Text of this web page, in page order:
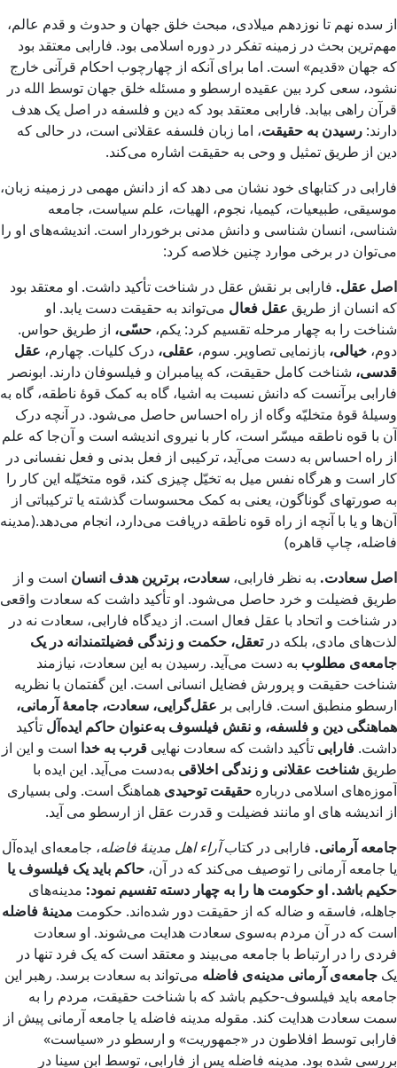
از سده نهم تا نوزدهم میلادی، مبحث خلق جهان و حدوث و قدم عالم،
مهم‌ترین بحث در زمینه تفکر در دوره اسلامی بود. فارابی معتقد بود
که جهان «قدیم» است. اما برای آنکه از چهارچوب احکام قرآنی خارج
نشود، سعی کرد بین عقیده ارسطو و مسئله خلق جهان توسط الله در
قرآن راهی بیابد. فارابی معتقد بود که دین و فلسفه در اصل یک هدف
دارند: رسیدن به حقیقت، اما زبان فلسفه عقلانی است، در حالی که
دین از طریق تمثیل و وحی به حقیقت اشاره می‌کند.
فارابی در کتابهای خود نشان می دهد که از دانش مهمی در زمینه زبان،
موسیقی، طبیعیات، کیمیا، نجوم، الهیات، علم سیاست، جامعه
شناسی، انسان شناسی و دانش مدنی برخوردار است. اندیشه‌های او را
می‌توان در برخی موارد چنین خلاصه کرد:
اصل عقل. فارابی بر نقش عقل در شناخت تأکید داشت. او معتقد بود
که انسان از طریق عقل فعال می‌تواند به حقیقت دست یابد. او
شناخت را به چهار مرحله تقسیم کرد: یکم، حسّی، از طریق حواس.
دوم، خیالی، بازنمایی تصاویر. سوم، عقلی، درک کلیات. چهارم، عقل
قدسی، شناخت کامل حقیقت، که پیامبران و فیلسوفان دارند. ابونصر
فارابی برآنست که دانش نسبت به اشیا، ‌گاه به کمک قوۀ ناطقه، ‌گاه به
وسیلۀ قوۀ متخلیّه و‌گاه از راه احساس حاصل می‌شود. در آنچه درک
آن با قوه ناطقه میسّر است، کار با نیروی اندیشه‌ است و آن‌جا که علم
از راه احساس به دست می‌آید، ترکیبی از فعل بدنی و فعل نفسانی در
کار است و هرگاه نفس میل به تخیّل چیزی کند، قوه متخیّله این کار را
به صورتهای گوناگون، یعنی به کمک محسوسات گذشته یا ترکیباتی از
آن‌ها و یا با آنچه از راه قوه ناطقه دریافت می‌دارد، انجام می‌دهد.(مدینه
فاضله، چاپ قاهره)
اصل سعادت. به نظر فارابی، سعادت، برترین هدف انسان است و از
طریق فضیلت و خرد حاصل می‌شود. او تأکید داشت که سعادت واقعی
در شناخت و اتحاد با عقل فعال است. از دیدگاه فارابی، سعادت نه در
لذت‌های مادی، بلکه درتعقل، حکمت و زندگی فضیلتمندانه در یک
جامعه‌ی مطلوب به دست می‌آید. رسیدن به این سعادت، نیازمند
شناخت حقیقت و پرورش فضایل انسانی است. این گفتمان با نظریه
ارسطو منطبق است. فارابی بر عقل‌گرایی، سعادت، جامعهٔ آرمانی،
هماهنگی دین و فلسفه، و نقش فیلسوف به‌عنوان حاکم ایده‌آل تأکید
داشت. فارابی تأکید داشت که سعادت نهایی قرب به خدا است و این از
طریق شناخت عقلانی و زندگی اخلاقی به‌دست می‌آید. این ایده با
آموزه‌های اسلامی درباره حقیقت توحیدی هماهنگ است. ولی بسیاری
از اندیشه های او مانند فضیلت و قدرت عقل از ارسطو می آید.
جامعه آرمانی. فارابی در کتابآراء اهل مدینهٔ فاضله، جامعه‌ای ایده‌آل
یا جامعه آرمانی را توصیف می‌کند که در آن، حاکم باید یک فیلسوف یا
حکیم باشد. او حکومت ها را به چهار دسته تفسیم نمود: مدینه‌های
جاهله، فاسقه و ضاله که از حقیقت دور شده‌اند. حکومت مدینهٔ فاضله
است که در آن مردم به‌سوی سعادت هدایت می‌شوند. او سعادت
فردی را در ارتباط با جامعه می‌بیند و معتقد است که یک فرد تنها در
یک جامعه‌ی آرمانی مدینه‌ی فاضله می‌تواند به سعادت برسد. رهبر این
جامعه باید فیلسوف-حکیم باشد که با شناخت حقیقت، مردم را به
سمت سعادت هدایت کند. مقوله مدینه فاضله یا جامعه آرمانی پیش از
فارابی توسط افلاطون در «جمهوریت» و ارسطو در «سیاست»
بررسی شده بود. مدینه فاضله پس از فارابی، توسط ابن سینا در